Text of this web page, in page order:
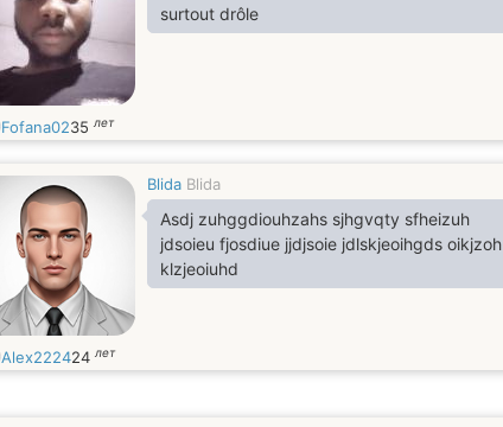
surtout drôle
Fofana0235 лет
Blida Blida
Asdj zuhggdiouhzahs sjhgvqty sfheizuh
jdsoieu fjosdiue jjdjsoie jdlskjeoihgds oikjzoh
klzjeoiuhd
Alex222424 лет